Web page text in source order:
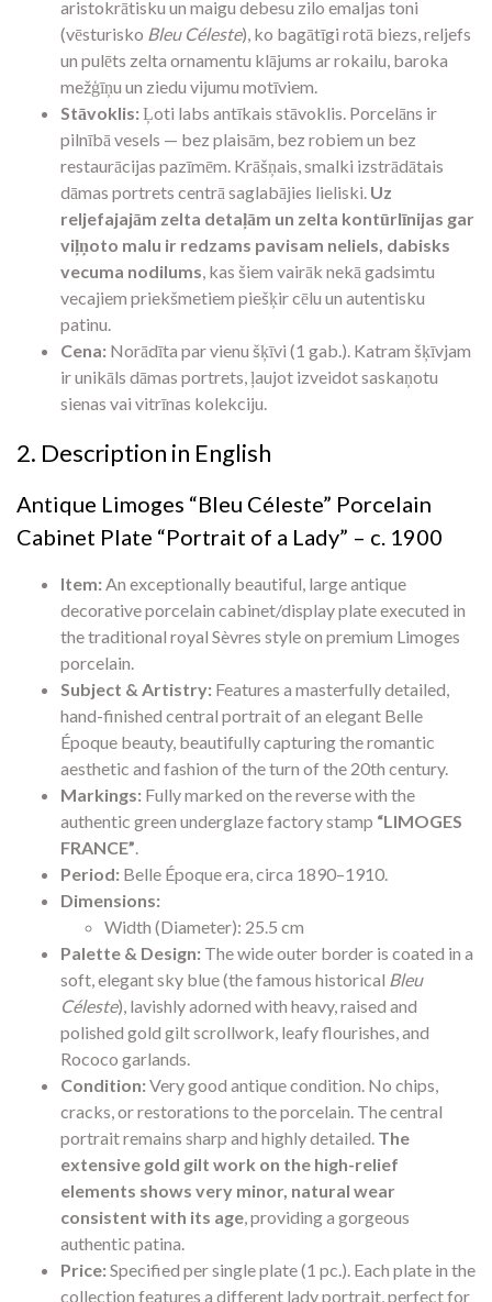
aristokrātisku un maigu debesu zilo emaljas toni
(vēsturisko Bleu Céleste), ko bagātīgi rotā biezs, reljefs
un pulēts zelta ornamentu klājums ar rokailu, baroka
mežģīņu un ziedu vijumu motīviem.
Stāvoklis:Ļoti labs antīkais stāvoklis. Porcelāns ir
pilnībā vesels — bez plaisām, bez robiem un bez
restaurācijas pazīmēm. Krāšņais, smalki izstrādātais
dāmas portrets centrā saglabājies lieliski. Uz
reljefajajām zelta detaļām un zelta kontūrlīnijas gar
viļņoto malu ir redzams pavisam neliels, dabisks
vecuma nodilums, kas šiem vairāk nekā gadsimtu
vecajiem priekšmetiem piešķir cēlu un autentisku
patinu.
Cena: Norādīta par vienu šķīvi (1 gab.). Katram šķīvjam
ir unikāls dāmas portrets, ļaujot izveidot saskaņotu
sienas vai vitrīnas kolekciju.
2. Description in English
Antique Limoges “Bleu Céleste” Porcelain
Cabinet Plate “Portrait of a Lady” – c. 1900
Item:An exceptionally beautiful, large antique
decorative porcelain cabinet/display plate executed in
the traditional royal Sèvres style on premium Limoges
porcelain.
Subject & Artistry: Features a masterfully detailed,
hand-finished central portrait of an elegant Belle
Époque beauty, beautifully capturing the romantic
aesthetic and fashion of the turn of the 20th century.
Markings: Fully marked on the reverse with the
authentic green underglaze factory stamp “LIMOGES
FRANCE”.
Period: Belle Époque era, circa 1890–1910.
Dimensions:
Width (Diameter): 25.5 cm
Palette & Design: The wide outer border is coated in a
soft, elegant sky blue (the famous historical Bleu
Céleste), lavishly adorned with heavy, raised and
polished gold gilt scrollwork, leafy flourishes, and
Rococo garlands.
Condition:Very good antique condition. No chips,
cracks, or restorations to the porcelain. The central
portrait remains sharp and highly detailed. The
extensive gold gilt work on the high-relief
elements shows very minor, natural wear
consistent with its age, providing a gorgeous
authentic patina.
Price:Specified per single plate (1 pc.). Each plate in the
collection features a different lady portrait, perfect for